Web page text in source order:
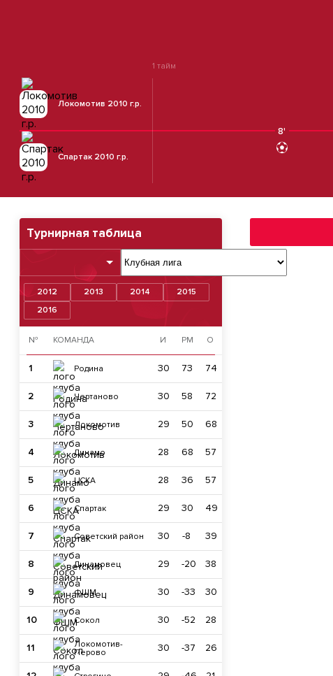
Локомотив 2010 г.р.
1 тайм
8'
Спартак 2010 г.р.
Турнирная таблица
2012 2013 2014
2015
2016
№ КОМАНДА И РМ О
1 Родина 30 73 74
2 Чертаново 30 58 72
3 Локомотив 29 50 68
4 Динамо 28 68 57
5 ЦСКА 28 36 57
6 Спартак 29 30 49
7 Советский район 30 -8 39
8 Динамовец 29 -20 38
9 ФШМ 30 -33 30
10 Сокол 30 -52 28
11
Локомотив-
Перово
30 -37 26